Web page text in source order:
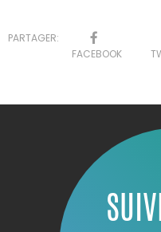
PARTAGER:
FACEBOOK